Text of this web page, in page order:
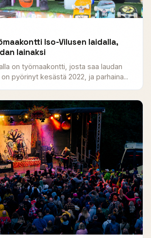
Iso-Vilusen laidalla,
lainaksi
on työmaakontti, josta saa laudan
pyörinyt kesästä 2022, ja parhaina...